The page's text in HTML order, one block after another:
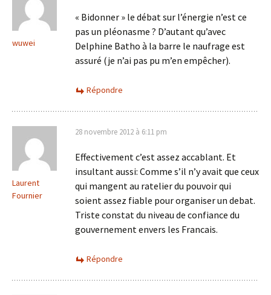
wuwei
« Bidonner » le débat sur l’énergie n’est ce
pas un pléonasme ? D’autant qu’avec
Delphine Batho à la barre le naufrage est
assuré (je n’ai pas pu m’en empêcher).
Répondre
Laurent
Fournier
28 novembre 2012 à 6:11 pm
Effectivement c’est assez accablant. Et
insultant aussi: Comme s’il n’y avait que ceux
qui mangent au ratelier du pouvoir qui
soient assez fiable pour organiser un debat.
Triste constat du niveau de confiance du
gouvernement envers les Francais.
Répondre